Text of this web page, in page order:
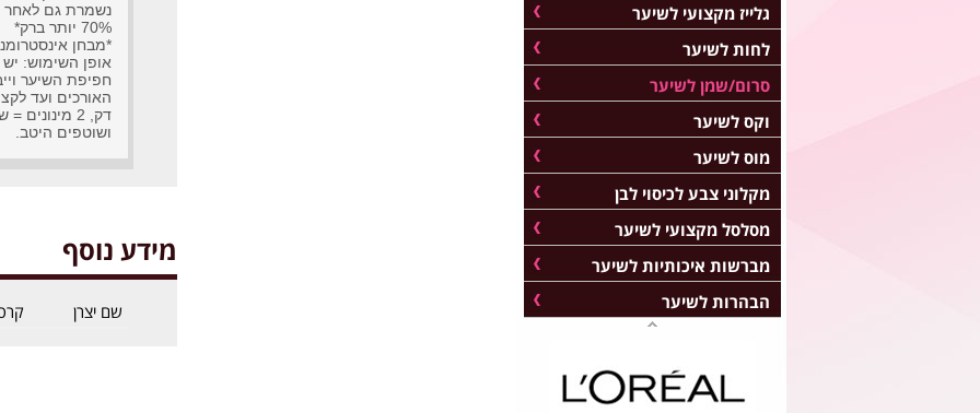
נשמרת גם לאחר 6 שבועות***
70% יותר ברק*
*מבחן
אופן השימוש:
חפיפת השיער
האורכים ועד
ושוטפים היטב.
מידע נוסף
שם יצרן
גלייז מקצועי לשיער
לחות לשיער
סרום/שמן לשיער
וקס לשיער
מוס לשיער
מקלוני צבע לכיסוי לבן
מסלסל מקצועי לשיער
מברשות איכותיות לשיער
הבהרות לשיער